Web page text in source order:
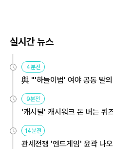
실시간 뉴스
4분전
與 "'하늘이법' 여야 공동 발
9분전
'캐시딜' 캐시워크 돈 버는 퀴
14분전
관세전쟁 '엔드게임' 윤곽 나